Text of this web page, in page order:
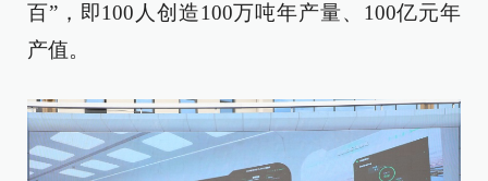
百”，即100人创造100万吨年产量、100亿元年
产值。